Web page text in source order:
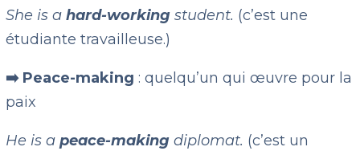
She is ahard-working student. (c’est une
étudiante travailleuse.)
➡️ Peace-making : quelqu’un qui œuvre pour la
paix
He is apeace-making diplomat. (c’est un